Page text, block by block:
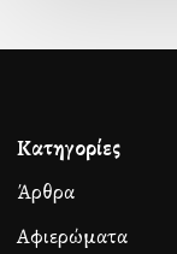
Κατηγορίες
Άρθρα
Αφιερώματα